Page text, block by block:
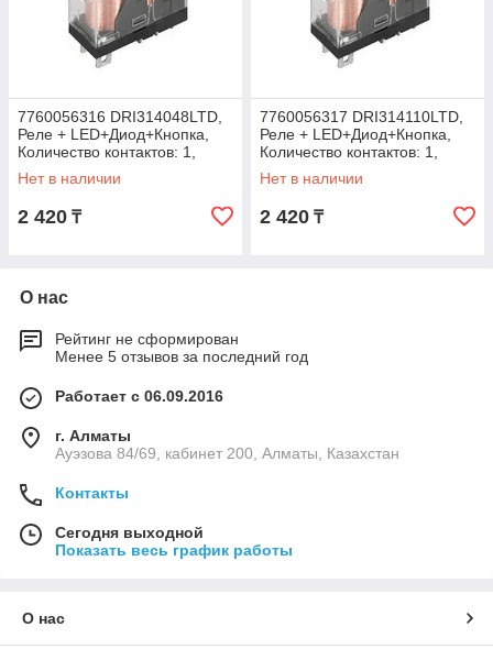
7760056316 DRI314048LTD,
Реле + LED+Диод+Кнопка,
Количество контактов: 1,
Номинальное напряжение:
48 В DC
Нет в наличии
2 420 ₸
7760056317 DRI314110LTD,
Реле + LED+Диод+Кнопка,
Количество контактов: 1,
Номинальное напряжение:
110 В DC
Нет в наличии
2 420 ₸
О нас
Рейтинг не сформирован
Менее 5 отзывов за последний год
Работает с 06.09.2016
г. Алматы
Ауэзова 84/69, кабинет 200, Алматы, Казахстан
Контакты
Сегодня выходной
Показать весь график работы
О нас